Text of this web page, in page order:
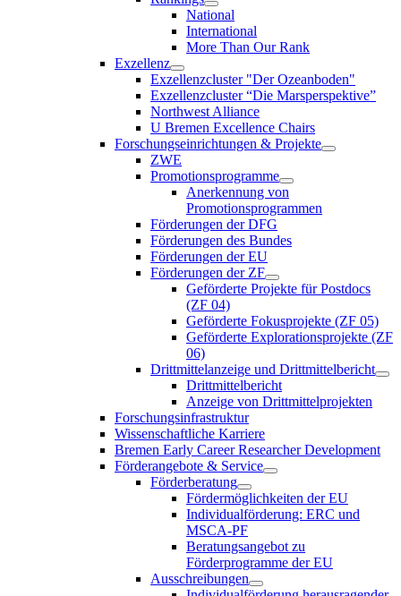
National
International
More Than Our Rank
Exzellenz
Exzellenzcluster "Der Ozeanboden"
Exzellenzcluster “Die Marsperspektive”
Northwest Alliance
U Bremen Excellence Chairs
Forschungseinrichtungen & Projekte
ZWE
Promotionsprogramme
Anerkennung von
Promotionsprogrammen
Förderungen der DFG
Förderungen des Bundes
Förderungen der EU
Förderungen der ZF
Geförderte Projekte für Postdocs
(ZF 04)
Geförderte Fokusprojekte (ZF 05)
Geförderte Explorationsprojekte (ZF
06)
Drittmittelanzeige und Drittmittelbericht
Drittmittelbericht
Anzeige von Drittmittelprojekten
Forschungsinfrastruktur
Wissenschaftliche Karriere
Bremen Early Career Researcher Development
Förderangebote & Service
Förderberatung
Fördermöglichkeiten der EU
Individualförderung: ERC und
MSCA-PF
Beratungsangebot zu
Förderprogramme der EU
Ausschreibungen